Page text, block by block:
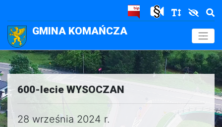
GMINA KOMAŃCZA .
600-lecie WYSOCZAN
28 września 2024 r.